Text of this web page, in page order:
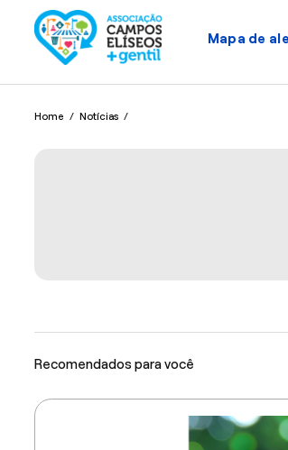
Mapa de
Home / Notícias /
Recomendados para você